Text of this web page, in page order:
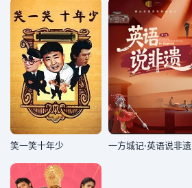
笑一笑十年少 一方城记·英语说非遗